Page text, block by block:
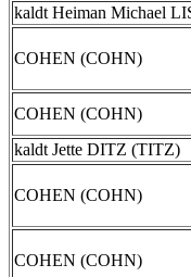
kaldt Heiman Michael
COHEN (COHN)
COHEN (COHN)
kaldt Jette DITZ (TITZ)
COHEN (COHN)
COHEN (COHN)